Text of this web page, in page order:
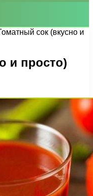
сок (вкусно и
и просто)